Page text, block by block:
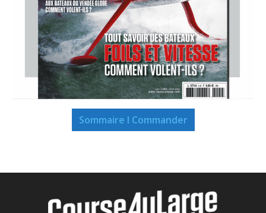
Sommaire I Commander